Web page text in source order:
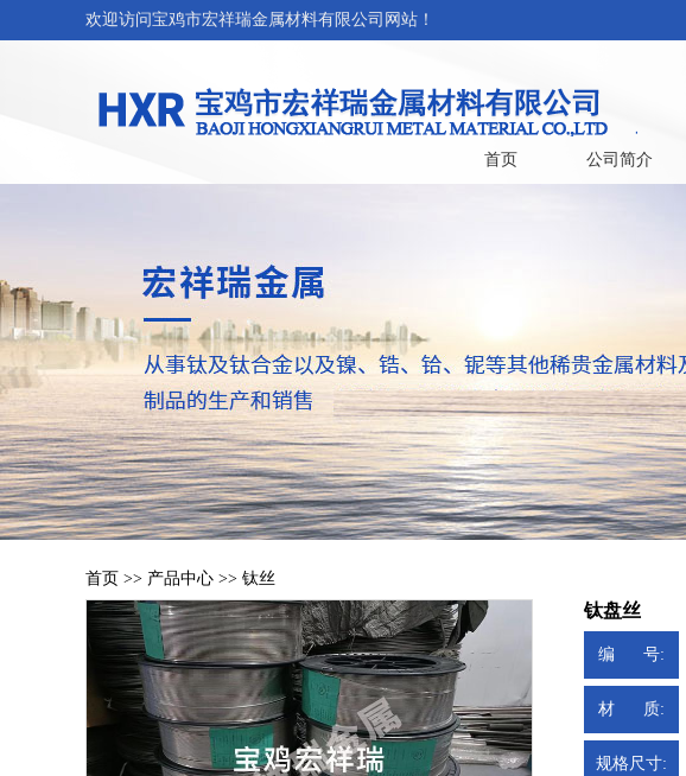
欢迎访问宝鸡市宏祥瑞金属材料有限公司网站！
首页 公司简介
首页 >> 产品中心 >> 钛丝
钛盘丝
编 号:
材 质:
规格尺寸: